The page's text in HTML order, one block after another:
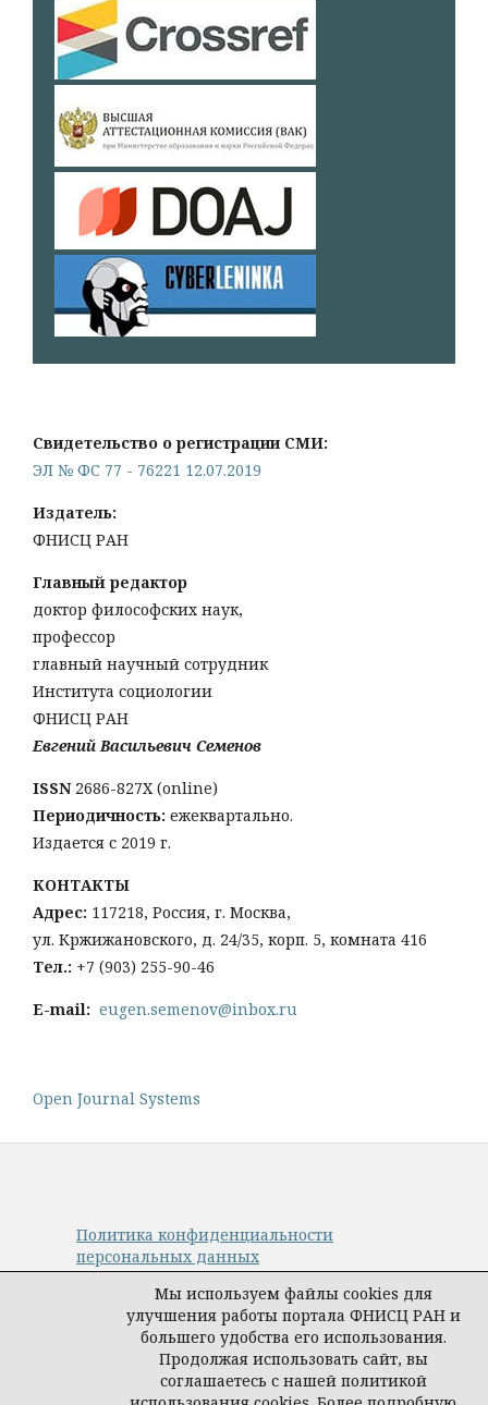
Свидетельство о регистрации СМИ:
ЭЛ № ФС 77 - 76221 12.07.2019
Издатель:
ФНИСЦ РАН
Главный редактор
доктор философских наук,
профессор
главный научный сотрудник
Института социологии
ФНИСЦ РАН
Евгений Васильевич Семенов
ISSN 2686-827X (online)
Периодичность: ежеквартально.
Издается с 2019 г.
КОНТАКТЫ
Адрес: 117218, Россия, г. Москва,
ул. Кржижановского, д. 24/35, корп. 5, комната 416
Тел.: +7 (903) 255-90-46
E-mail: eugen.semenov@inbox.ru
Open Journal Systems
Политика конфиденциальности
персональных данных
© Авторы, журнал «Управление наукой:
теория и практика», 2019–2026
Материалы журнала доступны по
лицензииCreative Commons Attribution
International 4.0 (CC BY).
Мы используем файлы cookies для
улучшения работы портала ФНИСЦ РАН и
большего удобства его использования.
Продолжая использовать сайт, вы
соглашаетесь с нашей политикой